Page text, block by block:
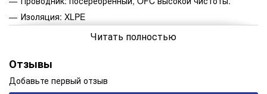
Изоляция: XLPE
Конфигурация: в бухте
металлическая оплетка с покрытием 93%.
Полупрозрачная внешняя оболочка из ПВХ
Диаметр: 9.1 мм
Читать полностью
Отзывы
Добавьте первый отзыв